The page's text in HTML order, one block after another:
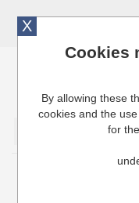
Cuisinresto:
X
Cookies
By allowing these
cookies and the
for